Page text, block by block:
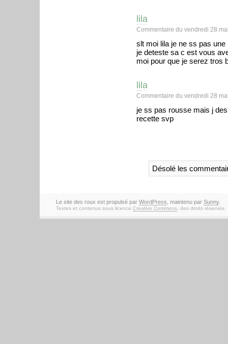
lila
Commentaire du vendredi 28
slt moi lila je ne ss pas
je deteste sa c est vous
moi pour que je serez tros
lila
Commentaire du vendredi 28
je ss pas rousse mais j
recette svp
Désolé les
Le site des roux est propulsé par WordPress , maintenu par Sunny.
Textes et contenus sous licence Creative Commons, des droits réservés.